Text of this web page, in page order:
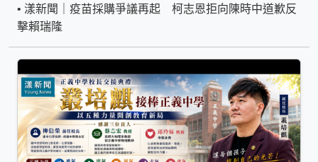
• 漾新聞｜疫苗採購爭議再起 柯志恩拒向陳時中道歉反
擊賴瑞隆